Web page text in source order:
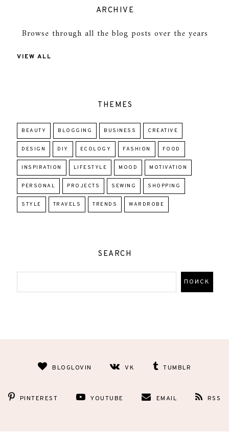
ARCHIVE
Browse through all the blog posts over the years
VIEW ALL
THEMES
BEAUTY BLOGGING BUSINESS CREATIVE
DESIGN DIY ECOLOGY FASHION FOOD
INSPIRATION LIFESTYLE MOOD MOTIVATION
PERSONAL PROJECTS SEWING SHOPPING
STYLE TRAVELS TRENDS WARDROBE
SEARCH
BLOGLOVIN VK TUMBLR
PINTEREST YOUTUBE EMAIL RSS